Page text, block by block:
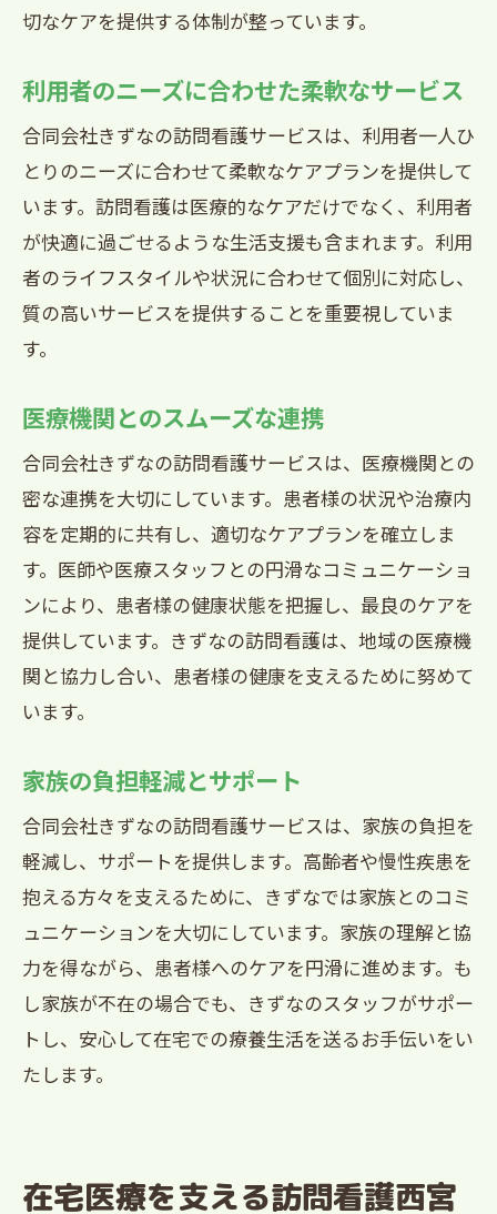
切なケアを提供する体制が整っています。
利用者のニーズに合わせた柔軟なサービス
合同会社きずなの訪問看護サービスは、利用者一人ひ
とりのニーズに合わせて柔軟なケアプランを提供して
います。訪問看護は医療的なケアだけでなく、利用者
が快適に過ごせるような生活支援も含まれます。利用
者のライフスタイルや状況に合わせて個別に対応し、
質の高いサービスを提供することを重要視していま
す。
医療機関とのスムーズな連携
合同会社きずなの訪問看護サービスは、医療機関との
密な連携を大切にしています。患者様の状況や治療内
容を定期的に共有し、適切なケアプランを確立しま
す。医師や医療スタッフとの円滑なコミュニケーショ
ンにより、患者様の健康状態を把握し、最良のケアを
提供しています。きずなの訪問看護は、地域の医療機
関と協力し合い、患者様の健康を支えるために努めて
います。
家族の負担軽減とサポート
合同会社きずなの訪問看護サービスは、家族の負担を
軽減し、サポートを提供します。高齢者や慢性疾患を
抱える方々を支えるために、きずなでは家族とのコミ
ュニケーションを大切にしています。家族の理解と協
力を得ながら、患者様へのケアを円滑に進めます。も
し家族が不在の場合でも、きずなのスタッフがサポー
トし、安心して在宅での療養生活を送るお手伝いをい
たします。
在宅医療を支える訪問看護西宮